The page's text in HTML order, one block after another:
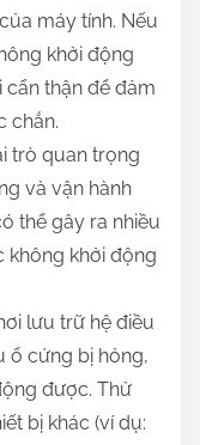
máy tính. Nếu
khởi động
cẩn thận để đảm
chắn.
trò quan trọng
và vận hành
thể gây ra nhiều
không khởi động
lưu trữ hệ điều
ổ cứng bị hỏng,
được. Thử
bị khác (ví dụ: